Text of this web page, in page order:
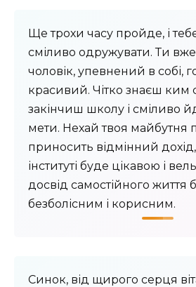
Ще трохи часу пройде, і
сміливо одружувати. Ти
чоловік, упевнений в собі,
красивий. Чітко знаєш ким
закінчиш школу і сміливо
мети. Нехай твоя майбутня
приносить відмінний
інституті буде цікавою і
досвід самостійного
безболісним і корисним.
Синок, від щирого серця